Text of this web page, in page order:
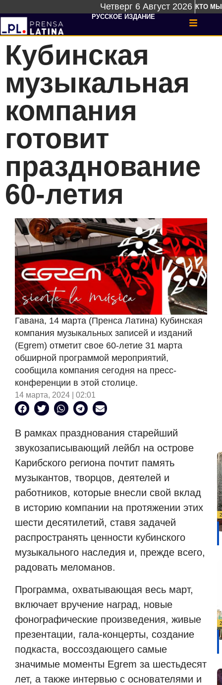
Четверг 6 Август 2026 КТО МЫ
РУССКОЕ ИЗДАНИЕ
Кубинская
музыкальная
компания
готовит
празднование
60-летия
Гавана, 14 марта (Пренса Латина) Кубинская
компания музыкальных записей и изданий
(Egrem) отметит свое 60-летие 31 марта
обширной программой мероприятий,
сообщила компания сегодня на пресс-
конференции в этой столице.
14 марта, 2024 | 02:01
В рамках празднования старейший
звукозаписывающий лейбл на острове
Карибского региона почтит память
музыкантов, творцов, деятелей и
работников, которые внесли свой вклад
в историю компании на протяжении этих
шести десятилетий, ставя задачей
распространять ценности кубинского
музыкального наследия и, прежде всего,
радовать меломанов.
Программа, охватывающая весь март,
включает вручение наград, новые
фонографические произведения, живые
презентации, гала-концерты, создание
подкаста, воссоздающего самые
значимые моменты Egrem за шестьдесят
лет, а также интервью с основателями и